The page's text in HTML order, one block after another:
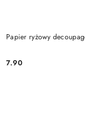
Papier ryżowy
Cena:
7.90